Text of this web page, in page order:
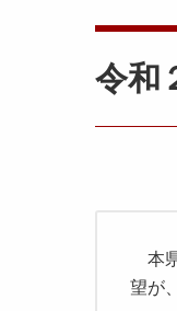
令和
本
望が